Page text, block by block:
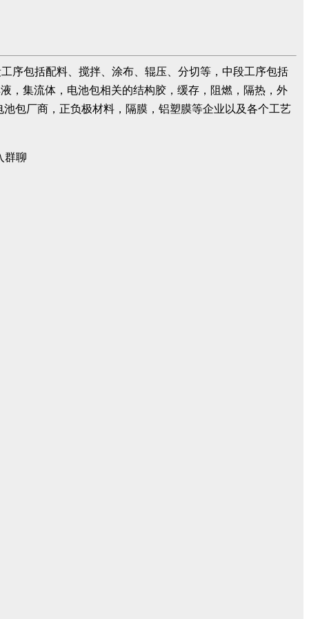
序包括配料、搅拌、涂布、辊压、分切等，中段工序包括
，集流体，电池包相关的结构胶，缓存，阻燃，隔热，外
包厂商，正负极材料，隔膜，铝塑膜等企业以及各个工艺
群聊